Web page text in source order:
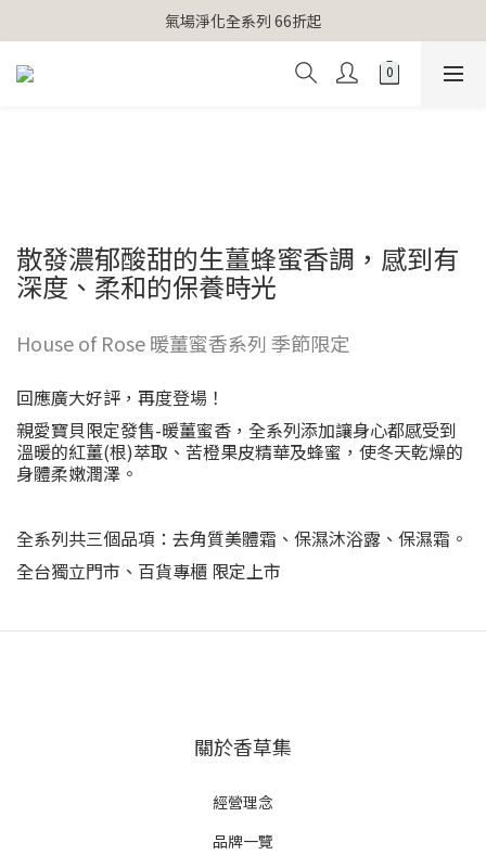
【官網獨家】首次消費 不限金額 即送 香遇熊超人行李吊牌
氣場淨化全系列 66折起
【官網獨家】首次消費 不限金額 即送 香遇熊超人行李吊牌
散發濃郁酸甜的生薑蜂蜜香調，感到有
深度、柔和的保養時光
House of Rose 暖薑蜜香系列 季節限定
回應廣大好評，再度登場！
親愛寶貝限定發售-暖薑蜜香，全系列添加讓身心都感受到
溫暖的紅薑(根)萃取、苦橙果皮精華及蜂蜜，使冬天乾燥的
身體柔嫩潤澤。
全系列共三個品項：去角質美體霜、保濕沐浴露、保濕霜。
全台獨立門市、百貨專櫃 限定上市
關於香草集
經營理念
品牌一覽